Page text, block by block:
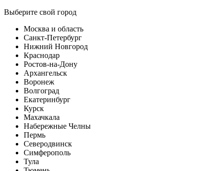
Выберите свой город
Москва и область
Санкт-Петербург
Нижний Новгород
Краснодар
Ростов-на-Дону
Архангельск
Воронеж
Волгоград
Екатеринбург
Курск
Махачкала
Набережные Челны
Пермь
Северодвинск
Симферополь
Тула